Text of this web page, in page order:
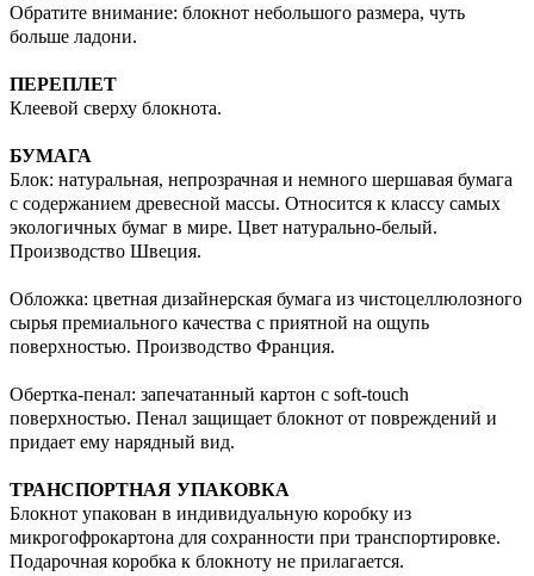
Обратите внимание: блокнот небольшого размера, чуть
больше ладони.
ПЕРЕПЛЕТ
Клеевой сверху блокнота.
БУМАГА
Блок: натуральная, непрозрачная и немного шершавая бумага
с содержанием древесной массы. Относится к классу самых
экологичных бумаг в мире. Цвет натурально-белый.
Производство Швеция.
Обложка: цветная дизайнерская бумага из чистоцеллюлозного
сырья премиального качества с приятной на ощупь
поверхностью. Производство Франция.
Обертка-пенал: запечатанный картон с soft-touch
поверхностью. Пенал защищает блокнот от повреждений и
придает ему нарядный вид.
ТРАНСПОРТНАЯ УПАКОВКА
Блокнот упакован в индивидуальную коробку из
микрогофрокартона для сохранности при транспортировке.
Подарочная коробка к блокноту не прилагается.